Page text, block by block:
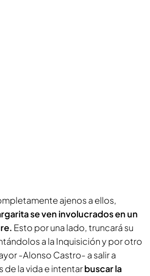
ajenos a ellos,
se ven involucrados en un
Esto por una lado, truncará su
a la Inquisición y por otro
-Alonso Castro- a salir a
de la vida e intentarbuscar la